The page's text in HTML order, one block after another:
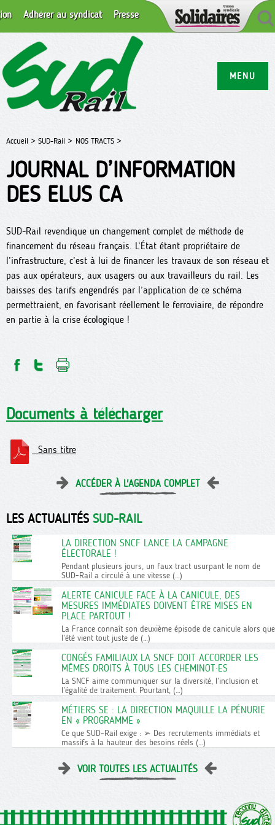
MENU
Adhérer au syndicat Presse
Accueil > SUD-Rail > NOS TRACTS >
JOURNAL D’INFORMATION
DES ELUS CA
SUD-Rail revendique un changement complet de méthode de
financement du réseau français. L’État étant propriétaire de
l’infrastructure, c’est à lui de financer les travaux de son réseau et
pas aux opérateurs, aux usagers ou aux travailleurs du rail. Les
baisses des tarifs engendrés par l’application de ce schéma
permettraient, en favorisant réellement le ferroviaire, de répondre
en partie à la crise écologique !
Documents à télécharger
Sans titre
ACCÉDER À L'AGENDA COMPLET
LES ACTUALITÉS SUD-RAIL
LA DIRECTION SNCF LANCE LA CAMPAGNE
ÉLECTORALE !
Pendant plusieurs jours, un faux tract usurpant le nom de
SUD-Rail a circulé à une vitesse (…)
ALERTE CANICULE FACE À LA CANICULE, DES
MESURES IMMÉDIATES DOIVENT ÊTRE MISES EN
PLACE PARTOUT !
La France connaît son deuxième épisode de canicule alors que
l’été vient tout juste de (…)
CONGÉS FAMILIAUX LA SNCF DOIT ACCORDER LES
MÊMES DROITS À TOUS LES CHEMINOT·ES
La SNCF aime communiquer sur la diversité, l’inclusion et
l’égalité de traitement. Pourtant, (…)
MÉTIERS SE : LA DIRECTION MAQUILLE LA PÉNURIE
EN « PROGRAMME »
Ce que SUD-Rail exige : ➢ Des recrutements immédiats et
massifs à la hauteur des besoins réels (…)
VOIR TOUTES LES ACTUALITÉS